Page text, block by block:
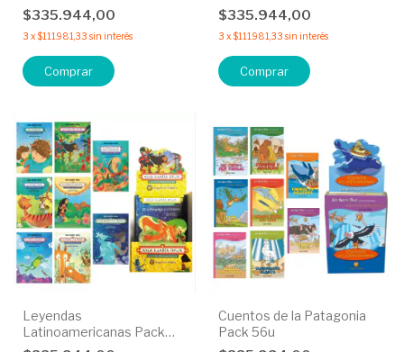
$335.944,00
3 x$111.981,33 sin interés
$335.944,00
3 x$111.981,33 sin interés
Leyendas
Latinoamericanas Pack
56u
Cuentos de la Patagonia
Pack 56u